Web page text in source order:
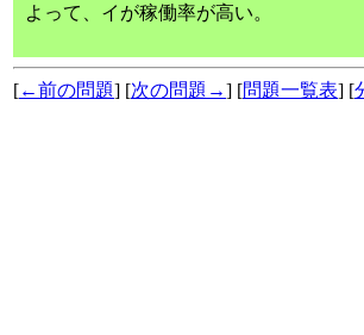
よって、イが稼働率が高い。
[←前の問題] [次の問題→] [問題一覧表] [